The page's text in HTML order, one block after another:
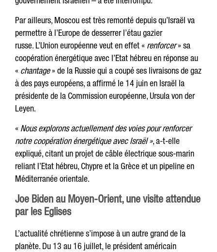
Par ailleurs, Moscou est très remonté depuis qu’Israël va
permettre à l’Europe de desserrer l’étau gazier
russe. L’Union européenne veut en effet « renforcer» sa
coopération énergétique avec l’Etat hébreu en réponse au
« chantage» de la Russie qui a coupé ses livraisons de gaz
à des pays européens, a affirmé le 14 juin en Israël la
présidente de la Commission européenne, Ursula von der
Leyen.
« Nous explorons actuellement des voies pour renforcer
notre coopération énergétique avec Israël », a-t-elle
expliqué, citant un projet de câble électrique sous-marin
reliant l’Etat hébreu, Chypre et la Grèce et un pipeline en
Méditerranée orientale.
Joe Biden au Moyen-Orient, une visite attendue
par les Eglises
L’actualité chrétienne s’impose à un autre grand de la
planète. Du 13 au 16 juillet, le président américain